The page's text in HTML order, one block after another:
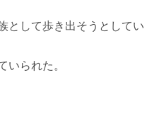
として歩き出そうとしてい
いられた。